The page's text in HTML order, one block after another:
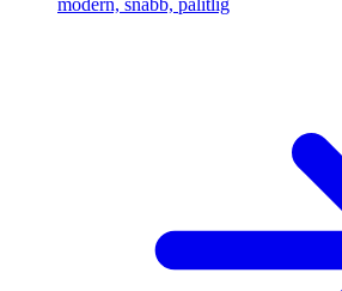
modern, snabb, pålitlig